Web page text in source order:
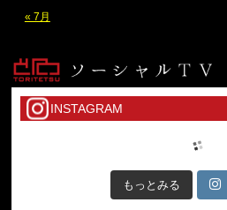
« 7月
INSTAGRAM
もっとみる